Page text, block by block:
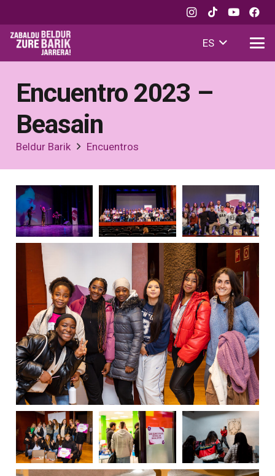
ES
Encuentro 2023 –
Beasain
Beldur Barik Encuentros